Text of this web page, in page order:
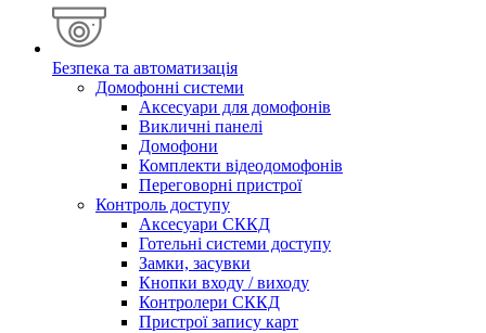
Безпека та автоматизація
Домофонні системи
Аксесуари для домофонів
Викличні панелі
Домофони
Комплекти відеодомофонів
Переговорні пристрої
Контроль доступу
Аксесуари СККД
Готельні системи доступу
Замки, засувки
Кнопки входу / виходу
Контролери СККД
Пристрої запису карт